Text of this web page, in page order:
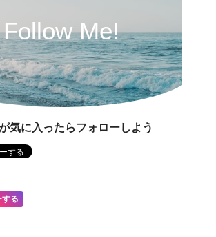
Follow Me!
気に入ったらフォローしよう
する